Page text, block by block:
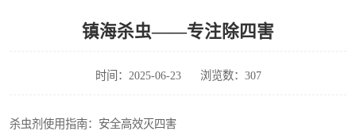
镇海杀虫——专注除四害
时间：2025-06-23 浏览数：307
杀虫剂使用指南：安全高效灭四害